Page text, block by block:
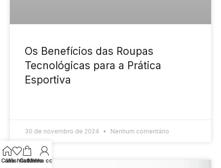
Os Benefícios das Roupas
Tecnológicas para a Prática
Esportiva
30 de novembro de 2024 Nenhum comentário
Casa
WishlistCarrinho
Minha conta